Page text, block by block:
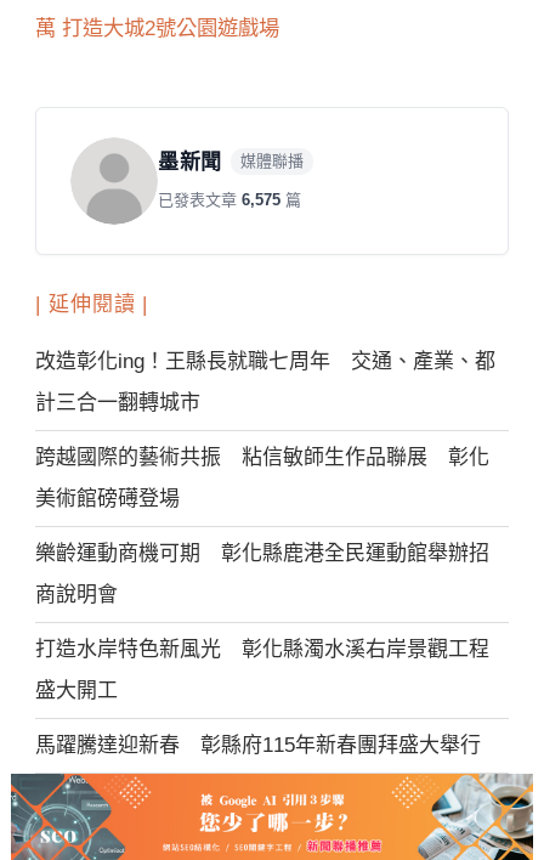
萬 打造大城2號公園遊戲場
墨新聞 媒體聯播
已發表文章6,575 篇
| 延伸閱讀 |
改造彰化ing！王縣長就職七周年 交通、產業、都
計三合一翻轉城市
跨越國際的藝術共振 粘信敏師生作品聯展 彰化
美術館磅礡登場
樂齡運動商機可期 彰化縣鹿港全民運動館舉辦招
商說明會
打造水岸特色新風光 彰化縣濁水溪右岸景觀工程
盛大開工
馬躍騰達迎新春 彰縣府115年新春團拜盛大舉行